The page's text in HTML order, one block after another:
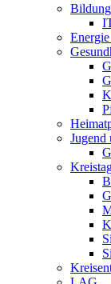
Bildung
Jugend